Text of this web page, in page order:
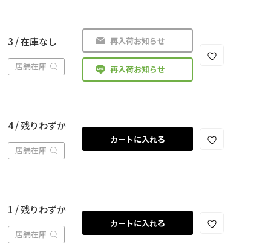
3 / 在庫なし
店舗在庫
再入荷お知らせ
再入荷お知らせ
4 / 残りわずか
店舗在庫
カートに入れる
1 / 残りわずか
店舗在庫
カートに入れる